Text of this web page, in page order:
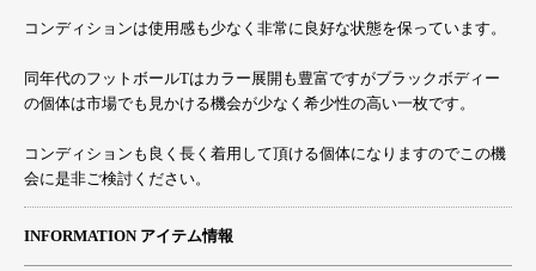
コンディションは使用感も少なく非常に良好な状態を保っています。
同年代のフットボールTはカラー展開も豊富ですがブラックボディー
の個体は市場でも見かける機会が少なく希少性の高い一枚です。
コンディションも良く長く着用して頂ける個体になりますのでこの機
会に是非ご検討ください。
INFORMATION アイテム情報